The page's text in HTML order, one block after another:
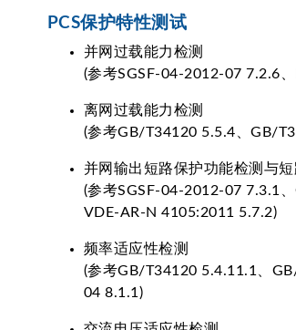
PCS保护特性测试
并网过载能力检测
(参考SGSF-04-2012-07 7.2.6
离网过载能力检测
(参考GB/T34120 5.5.4、GB/
并网输出短路保护功能检测与短
(参考SGSF-04-2012-07 7.3.1
VDE-AR-N 4105:2011 5.7.2)
频率适应性检测
(参考GB/T34120 5.4.11.1、
04 8.1.1)